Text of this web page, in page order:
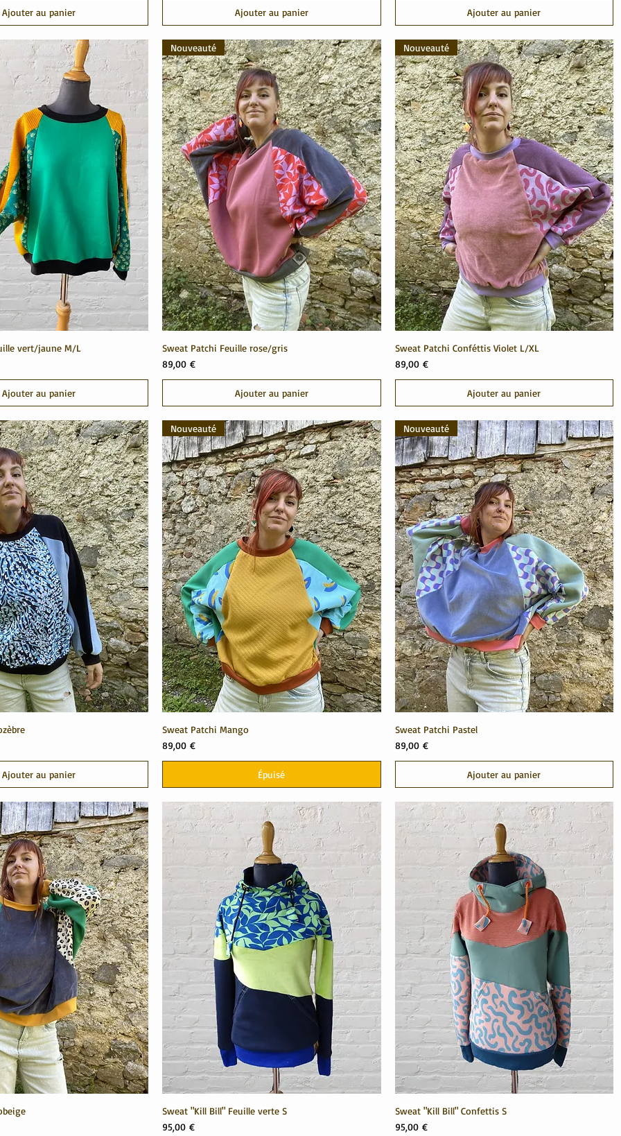
Ajouter au panier Ajouter au panier Ajouter au panier
vert/jaune M/L
Ajouter au panier
Nouveauté
Sweat Patchi Feuille rose/gris
Prix
89,00 €
Ajouter au panier
Nouveauté
Sweat Patchi Conféttis Violet L/XL
Prix
89,00 €
Ajouter au panier
Ajouter au panier
Nouveauté
Sweat Patchi Mango
Prix
89,00 €
Épuisé
Nouveauté
Sweat Patchi Pastel
Prix
89,00 €
Ajouter au panier
Sweat "Kill Bill" Feuille verte S
Prix
95,00 €
Sweat "Kill Bill" Confettis S
Prix
95,00 €